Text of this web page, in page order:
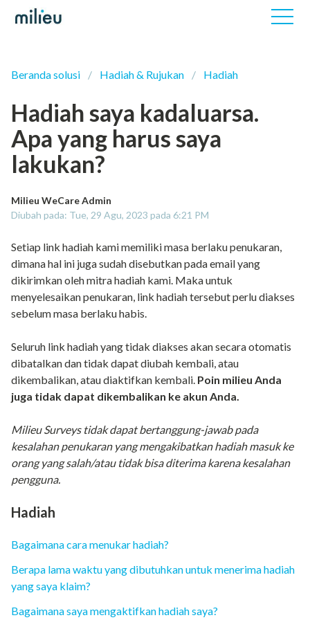
Beranda solusi Hadiah & Rujukan Hadiah
Hadiah saya kadaluarsa.
Apa yang harus saya
lakukan?
Milieu WeCare Admin
Diubah pada: Tue, 29 Agu, 2023 pada 6:21 PM
Setiap link hadiah kami memiliki masa berlaku penukaran,
dimana hal ini juga sudah disebutkan pada email yang
dikirimkan oleh mitra hadiah kami. Maka untuk
menyelesaikan penukaran, link hadiah tersebut perlu diakses
sebelum masa berlaku habis.
Seluruh link hadiah yang tidak diakses akan secara otomatis
dibatalkan dan tidak dapat diubah kembali, atau
dikembalikan, atau diaktifkan kembali. Poin milieu Anda
juga tidak dapat dikembalikan ke akun Anda.
Milieu Surveys tidak dapat bertanggung-jawab pada
kesalahan penukaran yang mengakibatkan hadiah masuk ke
orang yang salah/atau tidak bisa diterima karena kesalahan
pengguna.
Hadiah
Bagaimana cara menukar hadiah?
Berapa lama waktu yang dibutuhkan untuk menerima hadiah
yang saya klaim?
Bagaimana saya mengaktifkan hadiah saya?